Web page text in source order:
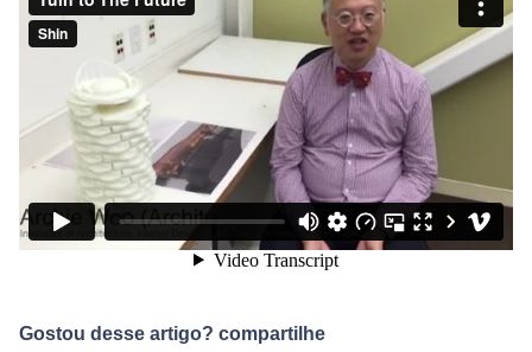
Gostou desse artigo? compartilhe